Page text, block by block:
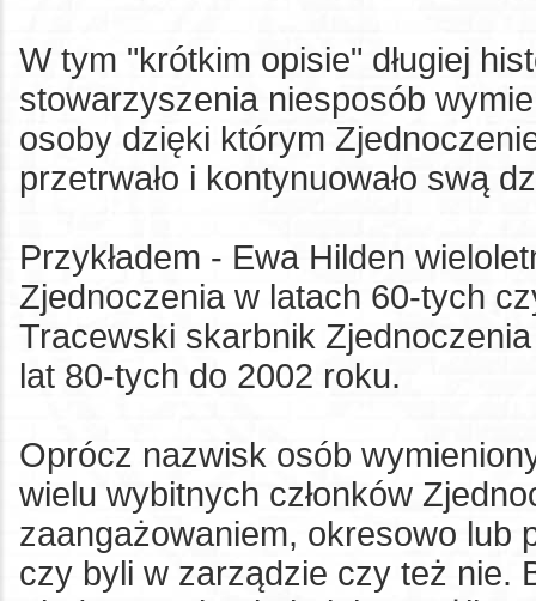
W tym "krótkim opisie" długiej
stowarzyszenia niesposób
osoby dzięki którym
przetrwało i kontynuowało swą
Przykładem - Ewa Hilden
Zjednoczenia w latach 60-tych
Tracewski skarbnik
lat 80-tych do 2002 roku.
Oprócz nazwisk osób
wielu wybitnych członków
zaangażowaniem, okresowo lub
czy byli w zarządzie czy też nie.